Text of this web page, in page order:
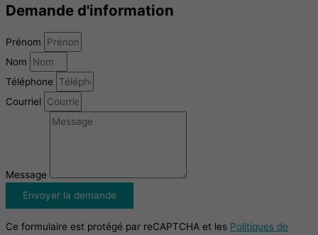
Demande d'information
Prénom
Nom
Téléphone
Courriel
Message
Envoyer la demande
Ce formulaire est protégé par reCAPTCHA et les Politiques de